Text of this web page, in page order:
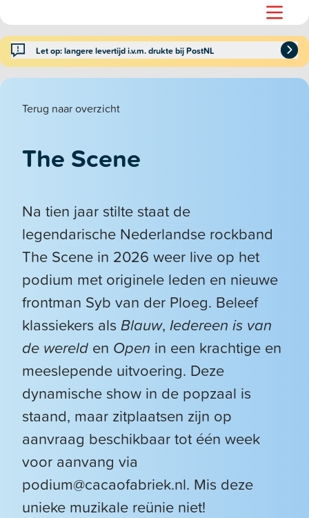
Let op: langere levertijd i.v.m. drukte bij PostNL
Terug naar overzicht
The Scene
Na tien jaar stilte staat de
legendarische Nederlandse rockband
The Scene in 2026 weer live op het
podium met originele leden en nieuwe
frontman Syb van der Ploeg. Beleef
klassiekers als Blauw, Iedereen is van
de wereld en Open in een krachtige en
meeslepende uitvoering. Deze
dynamische show in de popzaal is
staand, maar zitplaatsen zijn op
aanvraag beschikbaar tot één week
voor aanvang via
podium@cacaofabriek.nl. Mis deze
unieke muzikale reünie niet!